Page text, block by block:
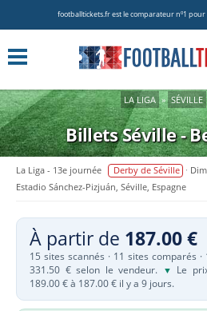
footballtickets.fr est le comparateur nº1 pour
LA LIGA » SÉVILLE
Billets Séville -
La Liga - 13e journée Derby de Séville
Estadio Sánchez-Pizjuán, Séville, Espagne
À partir de 187.00 €
15 sites scannés · 11 sites comparés
331.50 € selon le vendeur.
▼
Le
189.00 € à 187.00 € il y a 9 jours.